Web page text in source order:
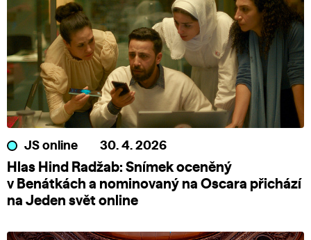
JS online 30. 4. 2026
Hlas Hind Radžab: Snímek oceněný
v Benátkách a nominovaný na Oscara přichází
na Jeden svět online